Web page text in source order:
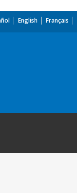
English Français